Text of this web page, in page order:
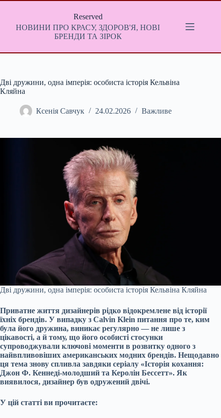
Перейти
Reserved
НОВИНИ ПРО КРАСУ, ЗДОРОВ'Я, НОВІ
БРЕНДИ ТА ЗІРОК
Дві дружини, одна імперія: особиста історія Кельвіна
Кляйна
Ксенія Савчук 24.02.2026 Важливе
Дві дружини, одна імперія: особиста історія Кельвіна Кляйна
Приватне життя дизайнерів рідко відокремлене від історії
їхніх брендів. У випадку з Calvin Klein питання про те, ким
була його дружина, виникає регулярно — не лише з
цікавості, а й тому, що його особисті стосунки
супроводжували ключові моменти в розвитку одного з
найвпливовіших американських модних брендів. Нещодавно
ця тема знову спливла завдяки серіалу «Історія кохання:
Джон Ф. Кеннеді-молодший та Керолін Бессетт». Як
виявилося, дизайнер був одружений двічі.
У цій статті ви прочитаєте: